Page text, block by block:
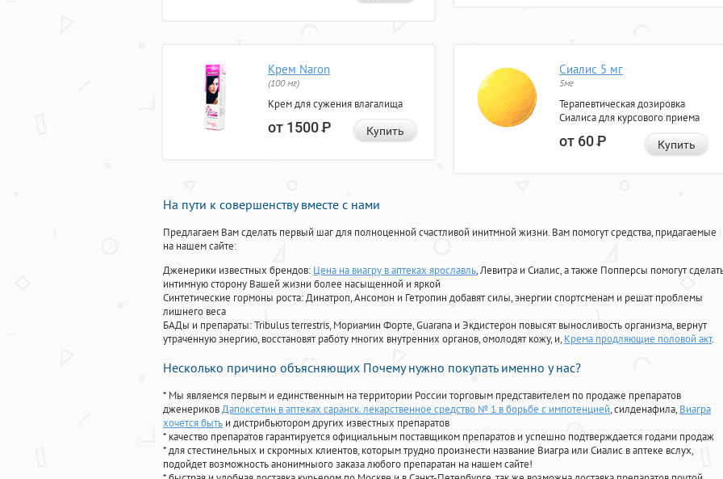
Крем Naron
(100 мг)
Крем для сужения влагалища
от 1500Р Купить
Сиалис 5 мг
5мг
Терапевтическая дозировка
Сиалиса для курсового приема
от 60Р Купить
На пути к совершенству вместе с нами
Предлагаем Вам сделать первый шаг для полноценной счастливой инитмной жизни. Вам помогут средства, придагаемые
на нашем сайте:
Дженерики известных брендов: Цена на виагру в аптеках ярославль, Левитра и Сиалис, а также Попперсы помогут
интимную сторону Вашей жизни более насыщенной и яркой
Синтетические гормоны роста: Динатроп, Ансомон и Гетропин добавят силы, энергии спортсменам и решат проблемы
лишнего веса
БАДы и препараты:Tribulus terrestris, Мориамин Форте, Guarana и Экдистерон повысят выносливость организма, вернут
утраченную энергию, восстановят работу многих внутренних органов, омолодят кожу, и, Крема продляющие половой акт.
Несколько причино объясняющих Почему нужно покупать именно у нас?
* Мы являемся первым и единственным на территории России торговым представителем по продаже препаратов
дженериковДапоксетин в аптеках саранск. лекарственное средство № 1 в борьбе с импотенцией, силденафила, Виагра
хочется быть и дистрибьютором других известных препаратов
* качество препаратов гарантируется официальным поставщиком препаратов и успешно подтверждается годами продаж
* для стестинельных и скромных клиентов, которым трудно произнести название Виагра или Сиалис в аптеке вслух,
подойдет возможность анонимныого заказа любого препаратан на нашем сайте!